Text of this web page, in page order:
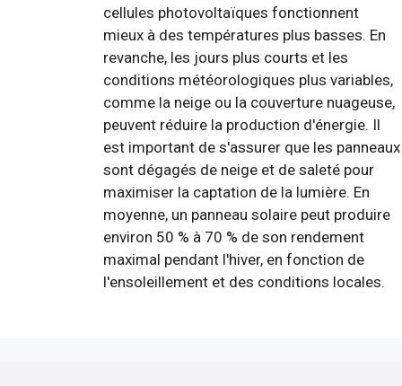
cellules photovoltaïques fonctionnent
mieux à des températures plus basses. En
revanche, les jours plus courts et les
conditions météorologiques plus variables,
comme la neige ou la couverture nuageuse,
peuvent réduire la production d'énergie. Il
est important de s'assurer que les panneaux
sont dégagés de neige et de saleté pour
maximiser la captation de la lumière. En
moyenne, un panneau solaire peut produire
environ 50 % à 70 % de son rendement
maximal pendant l'hiver, en fonction de
l'ensoleillement et des conditions locales.